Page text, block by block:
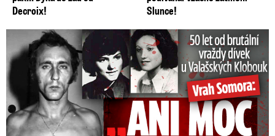
Decroix!
Slunce!
50 let od běsnění Somory: Těla dívek vrah ukryl na skládce